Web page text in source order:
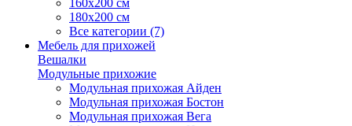
160х200 см
180х200 см
Все категории (7)
Мебель для прихожей
Вешалки
Модульные прихожие
Модульная прихожая Айден
Модульная прихожая Бостон
Модульная прихожая Вега